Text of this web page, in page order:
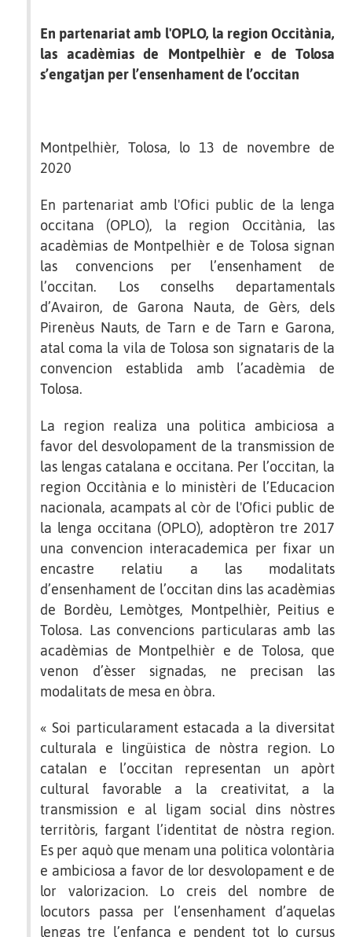
En partenariat amb l'OPLO, la region Occitània,
las acadèmias de Montpelhièr e de Tolosa
s’engatjan per l’ensenhament de l’occitan
Montpelhièr, Tolosa, lo 13 de novembre de
2020
En partenariat amb l'Ofici public de la lenga
occitana (OPLO), la region Occitània, las
acadèmias de Montpelhièr e de Tolosa signan
las convencions per l’ensenhament de
l’occitan. Los conselhs departamentals
d’Avairon, de Garona Nauta, de Gèrs, dels
Pirenèus Nauts, de Tarn e de Tarn e Garona,
atal coma la vila de Tolosa son signataris de la
convencion establida amb l’acadèmia de
Tolosa.
La region realiza una politica ambiciosa a
favor del desvolopament de la transmission de
las lengas catalana e occitana. Per l’occitan, la
region Occitània e lo ministèri de l’Educacion
nacionala, acampats al còr de l'Ofici public de
la lenga occitana (OPLO), adoptèron tre 2017
una convencion interacademica per fixar un
encastre relatiu a las modalitats
d’ensenhament de l’occitan dins las acadèmias
de Bordèu, Lemòtges, Montpelhièr, Peitius e
Tolosa. Las convencions particularas amb las
acadèmias de Montpelhièr e de Tolosa, que
venon d’èsser signadas, ne precisan las
modalitats de mesa en òbra.
« Soi particularament estacada a la diversitat
culturala e lingüistica de nòstra region. Lo
catalan e l’occitan representan un apòrt
cultural favorable a la creativitat, a la
transmission e al ligam social dins nòstres
territòris, fargant l’identitat de nòstra region.
Es per aquò que menam una politica volontària
e ambiciosa a favor de lor desvolopament e de
lor valorizacion. Lo creis del nombre de
locutors passa per l’ensenhament d’aquelas
lengas tre l’enfança e pendent tot lo cursus